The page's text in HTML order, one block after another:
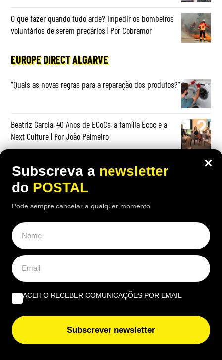
O que fazer quando tudo arde? Impedir os bombeiros
voluntários de serem precários | Por Cobramor
EUROPE DIRECT ALGARVE
“Quais as novas regras para a reparação dos produtos?”
Beatriz Garcia, 40 Anos de ECoCs, a família Ecoc e a
Next Culture | Por João Palmeiro
×
Subscreva a newsletter
do POSTAL
Pode sempre cancelar a qualquer momento
ACEITO RECEBER COMUNICAÇÕES POR EMAIL
Subscrever newsletter